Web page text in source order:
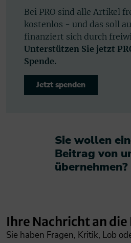
Bei PRO sind alle Artikel
kostenlos - und das soll
finanziert sich durch
Unterstützen Sie jetzt
Spende.
Jetzt spenden
Sie wollen
Beitrag von
übernehmen?​
Ihre Nachricht an
Sie haben Fragen, Kritik, Lob